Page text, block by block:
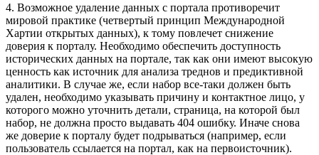
4. Возможное удаление данных с портала противоречит
мировой практике (четвертый принцип Международной
Хартии открытых данных), к тому повлечет снижение
доверия к порталу. Необходимо обеспечить доступность
исторических данных на портале, так как они имеют высокую
ценность как источник для анализа треднов и предиктивной
аналитики. В случае же, если набор все-таки должен быть
удален, необходимо указывать причину и контактное лицо, у
которого можно уточнить детали, страница, на которой был
набор, не должна просто выдавать 404 ошибку. Иначе снова
же доверие к порталу будет подрываться (например, если
пользователь ссылается на портал, как на первоисточник).